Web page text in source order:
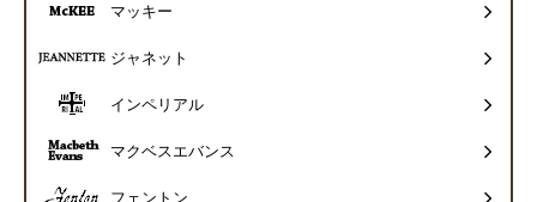
マッキー
ジャネット
インペリアル
マクベスエバンス